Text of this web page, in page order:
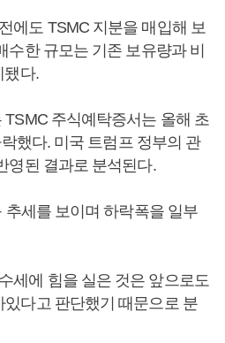
에도 TSMC 지분을 매입해 보
수한 규모는 기존 보유량과 비
됐다.
주식예탁증서는 올해 초
했다. 미국 트럼프 정부의 관
영된 결과로 분석된다.
세를 보이며 하락폭을 일부
세에 힘을 실은 것은 앞으로도
다고 판단했기 때문으로 분